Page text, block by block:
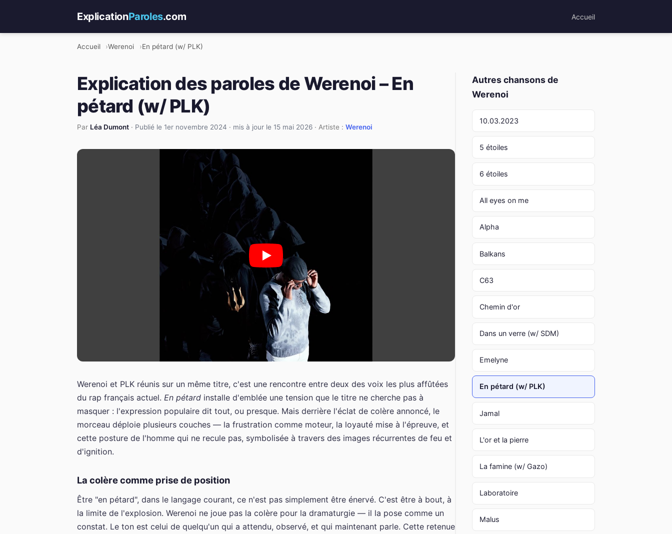
ExplicationParoles.com Accueil
Accueil Werenoi En pétard (w/ PLK)
Explication des paroles de Werenoi – En
pétard (w/ PLK)
Par Léa Dumont · Publié le 1er novembre 2024 · mis à jour le 15 mai 2026 · Artiste : Werenoi
Werenoi et PLK réunis sur un même titre, c'est une rencontre entre deux des voix les plus affûtées
du rap français actuel. En pétard installe d'emblée une tension que le titre ne cherche pas à
masquer : l'expression populaire dit tout, ou presque. Mais derrière l'éclat de colère annoncé, le
morceau déploie plusieurs couches — la frustration comme moteur, la loyauté mise à l'épreuve, et
cette posture de l'homme qui ne recule pas, symbolisée à travers des images récurrentes de feu et
d'ignition.
La colère comme prise de position
Être "en pétard", dans le langage courant, ce n'est pas simplement être énervé. C'est être à bout, à
la limite de l'explosion. Werenoi ne joue pas la colère pour la dramaturgie — il la pose comme un
constat. Le ton est celui de quelqu'un qui a attendu, observé, et qui maintenant parle. Cette retenue
Autres chansons de
Werenoi
10.03.2023
5 étoiles
6 étoiles
All eyes on me
Alpha
Balkans
C63
Chemin d'or
Dans un verre (w/ SDM)
Emelyne
En pétard (w/ PLK)
Jamal
L'or et la pierre
La famine (w/ Gazo)
Laboratoire
Malus